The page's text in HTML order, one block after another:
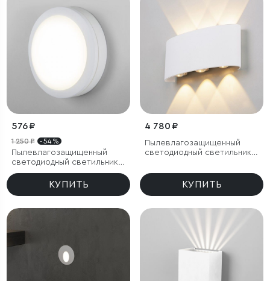
576 ₽
1 250 ₽ - 54 %
Пылевлагозащищенный
светодиодный светильник
15W 6500K IP65
КУПИТЬ
4 780 ₽
Пылевлагозащищенный
светодиодный светильник
КУПИТЬ